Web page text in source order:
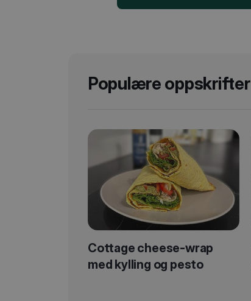
Populære oppskrifter
Cottage cheese-wrap
med kylling og pesto